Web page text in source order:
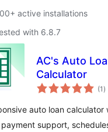
active installations
with 6.8.7
AC's Auto
Calculator
(1 )
auto loan calculator
support,